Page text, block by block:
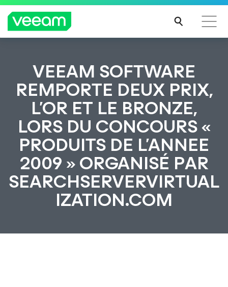
Recommandations de Veeam pour les clients
impactés par la mise à jour de CrowdStrike
LIRE
VEEAM SOFTWARE
REMPORTE DEUX PRIX,
L’OR ET LE BRONZE,
LORS DU CONCOURS «
PRODUITS DE L’ANNEE
2009 » ORGANISÉ PAR
SEARCHSERVERVIRTUAL
IZATION.COM